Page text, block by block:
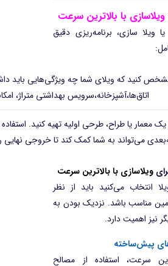
ویلاسازی با بالاترین سرعت
ویلا سازی، برنامه‌ریزی دقیق
کنید که ویلای شما چه ویژگی‌هایی باید
اتاق‌ها،آشپزخانه،سرویس بهداشتی متراژ،
معمار یا طراح، طرحی اولیه تهیه کنید.
می‌تواند به شما کمک کند تا خروجی نهایی
ویلاسازی با بالاترین سرعت
انتخاب می‌کنید باید از نظر
مناسب باشد. نزدیک بودن به
نیز اهمیت دارد.
پیش‌ساخته
سرعت، استفاده از مصالح